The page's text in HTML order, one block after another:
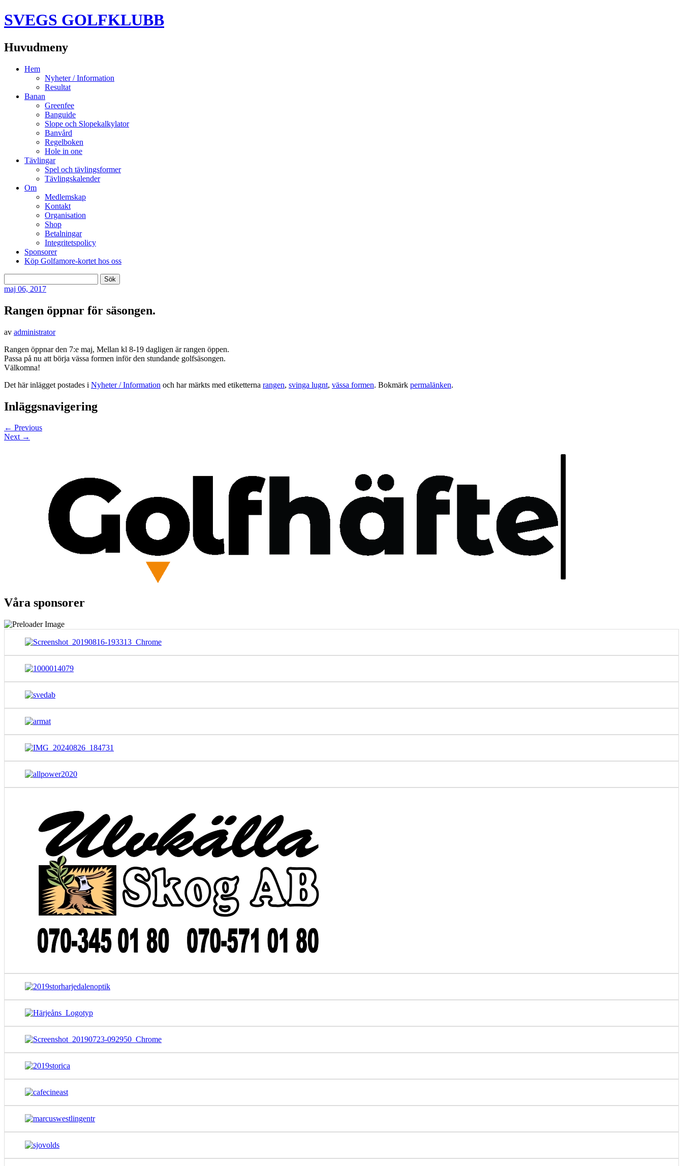
SVEGS GOLFKLUBB
Huvudmeny
HoppaHem
Nyheter / Information
Resultat
Banan
Greenfee
Banguide
Slope och Slopekalkylator
Banvård
Regelboken
Hole in one
Tävlingar
Spel och tävlingsformer
Tävlingskalender
Om
Medlemskap
Kontakt
Organisation
Shop
Betalningar
Integritetspolicy
Sponsorer
Köp Golfamore-kortet hos oss
efter:
maj 06, 2017
Rangen öppnar för säsongen.
av administrator
Rangen öppnar den 7:e maj, Mellan kl 8-19 dagligen är rangen öppen.
Passa på nu att börja vässa formen inför den stundande golfsäsongen.
Välkomna!
Det här inlägget postades i Nyheter / Information och har märkts med etiketterna rangen, svinga lugnt, vässa formen. Bokmärk permalänken.
Inläggsnavigering
← Previous
Next →
Våra sponsorer